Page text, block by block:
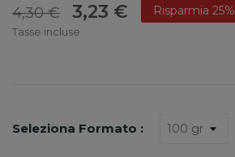
4,30 € 3,23 € Risparmia 25%
Tasse incluse
Seleziona Formato :